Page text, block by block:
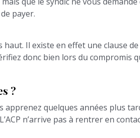
payer.
Il existe en effet une clause
donc bien lors du compromis
?
quelques années plus
n’arrive pas à rentrer en